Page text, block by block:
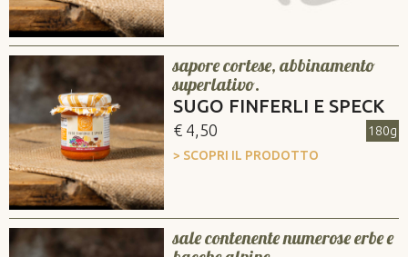
sapore cortese, abbinamento
superlativo.
SUGO FINFERLI E SPECK
€ 4,50
180g
> SCOPRI IL PRODOTTO
sale contenente numerose erbe e